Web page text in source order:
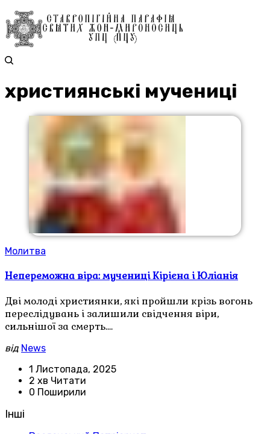
християнські мучениці
Молитва
Непереможна віра: мучениці Кірієна і Юліанія
Дві молоді християнки, які пройшли крізь вогонь
переслідувань і залишили свідчення віри,
сильнішої за смерть.…
від News
1 Листопада, 2025
2 хв Читати
0 Поширили
Інші